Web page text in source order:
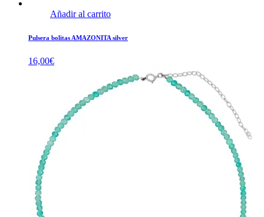
Añadir al carrito
Pulsera bolitas AMAZONITA silver
16,00€